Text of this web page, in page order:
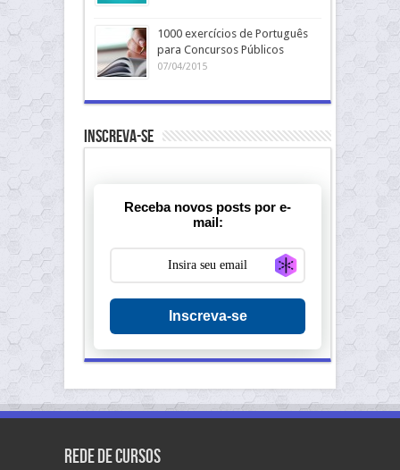
1000 exercícios de Português
para Concursos Públicos
07/04/2015
Inscreva-se
Receba novos posts por e-
mail:
Generate new
Inscreva-se
Rede de Cursos